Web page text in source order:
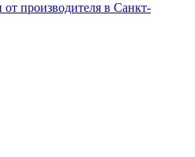
производителя в Санкт-